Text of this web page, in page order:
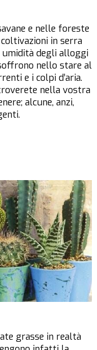
e nelle foreste
in serra
degli alloggi
nello stare al
e i colpi d’aria.
nella vostra
alcune, anzi,
grasse in realtà